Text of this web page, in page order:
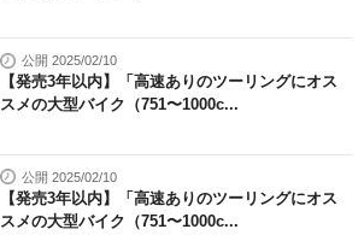
公開 2025/02/10
【発売3年以内】「高速ありのツーリングにオス
スメの大型バイク（751〜1000c...
公開 2025/02/10
【発売3年以内】「高速ありのツーリングにオス
スメの大型バイク（751〜1000c...